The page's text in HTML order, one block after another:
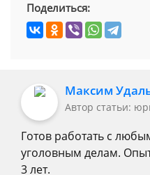
Поделиться:
Максим
Автор статьи:
Готов работать с
уголовным делам.
3 лет.